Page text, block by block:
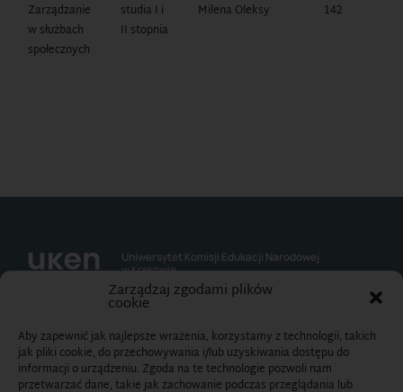
Zarządzaj zgodami plików
cookie
Aby zapewnić jak najlepsze wrażenia, korzystamy z technologii, takich
jak pliki cookie, do przechowywania i/lub uzyskiwania dostępu do
informacji o urządzeniu. Zgoda na te technologie pozwoli nam
przetwarzać dane, takie jak zachowanie podczas przeglądania lub
Zarządzanie
w służbach
społecznych
studia I i
II stopnia
Milena Oleksy 142
Uniwersytet Komisji Edukacji Narodowej
w Krakowie
Kancelaria Uczelni
ul. Podchorążych 2 30-084 Kraków
Telefon: 12 662 60 14